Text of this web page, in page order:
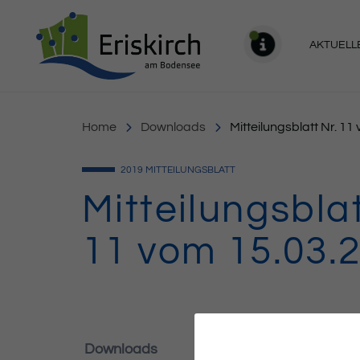
Home Downloads Mitteilungsblatt Nr. 11
2019 MITTEILUNGSBLATT
11 vom
Downloads